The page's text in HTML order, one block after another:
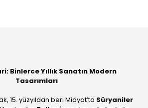
Binlerce Yıllık Sanatın Modern
Tasarımları
15. yüzyıldan beri Midyat’ta Süryaniler